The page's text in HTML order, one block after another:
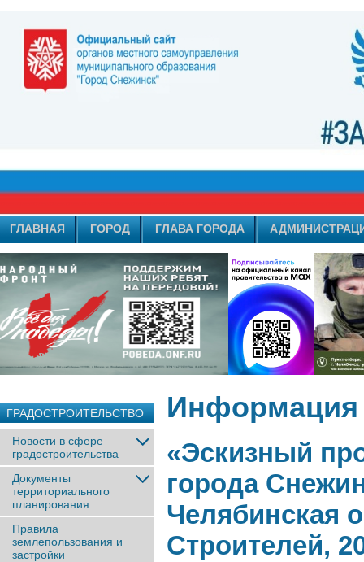
ГЛАВНАЯ ГОРОД ГЛАВА ГОРОДА
ГРАДОСТРОИТЕЛЬСТВО
Новости в сфере
градостроительства
Документы
территориального
планирования
Правила
землепользования и
застройки
Информация
«Эскизный
города
Челябинская
Строителей,